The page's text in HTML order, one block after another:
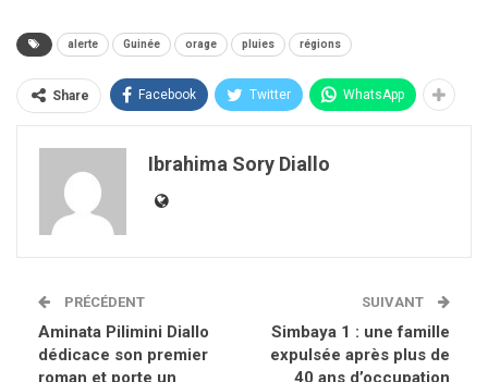
alerte Guinée orage pluies régions
Share Facebook Twitter WhatsApp
Ibrahima Sory Diallo
PRÉCÉDENT
Aminata Pilimini Diallo
dédicace son premier
SUIVANT
Simbaya 1 : une famille
expulsée après plus de